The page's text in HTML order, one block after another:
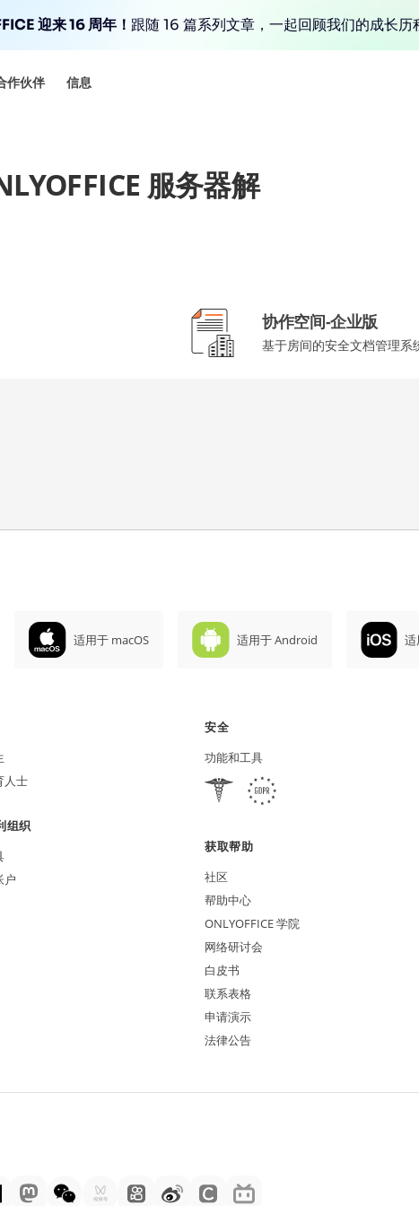
迎来 16 周年！ 跟随 16 篇系列文章，一起回顾我们的成长历
作伙伴 信息
服务器解
协作空间-企业版
基于房间的安全文档管理系
适用于 macOS 适用于 Android 适
人士
组织
户
安全
功能和工具
获取帮助
社区
帮助中心
ONLYOFFICE 学院
网络研讨会
白皮书
联系表格
申请演示
法律公告